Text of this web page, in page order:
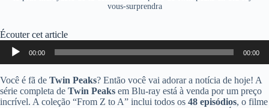
vous-surprendra
Écouter cet article
Lecteur
audio
00:00 00:00
Você é fã de Twin Peaks? Então você vai adorar a notícia de hoje! A
série completa de Twin Peaks em Blu-ray está à venda por um preço
incrível. A coleção “From Z to A” inclui todos os 48 episódios, o filme